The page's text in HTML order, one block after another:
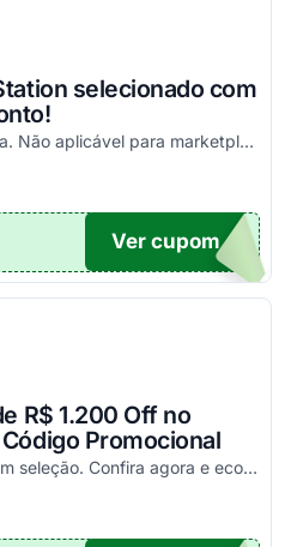
selecionado com
Válido para lista selecionada. Não aplicável para marketplace. Aproveite!
FF
Ver cupom
R$ 1.200 Off no
Promocional
Válido por tempo limitado em seleção. Confira agora e economize aplicando o seu cupom!